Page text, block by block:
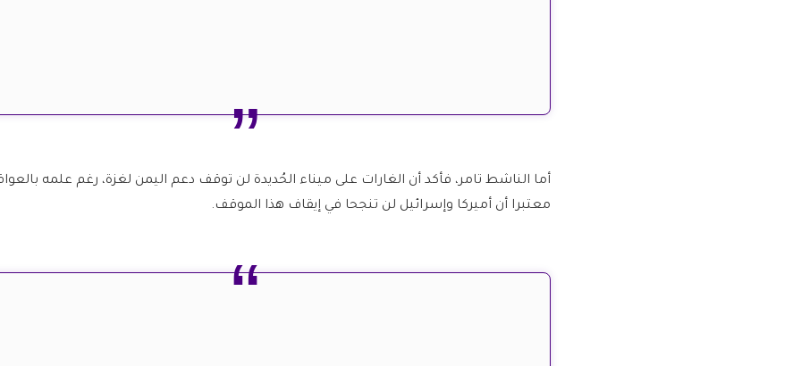
أما الناشط تامر، فأكد أن الغارات على ميناء الحُديدة لن توقف دعم اليمن لغزة، رغم علمه
معتبرا أن أميركا وإسرائيل لن تنجحا في إيقاف هذا الموقف.